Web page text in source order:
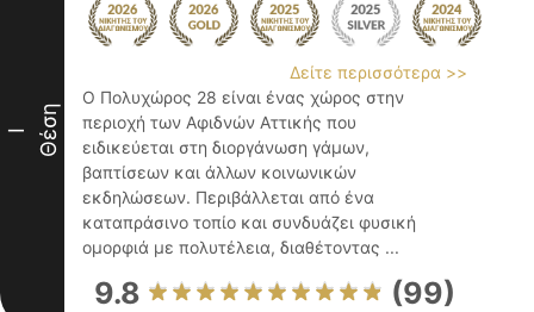
I Θέση
Δείτε περισσότερα >>
Ο Πολυχώρος 28 είναι ένας χώρος στην
περιοχή των Αφιδνών Αττικής που
ειδικεύεται στη διοργάνωση γάμων,
βαπτίσεων και άλλων κοινωνικών
εκδηλώσεων. Περιβάλλεται από ένα
καταπράσινο τοπίο και συνδυάζει φυσική
ομορφιά με πολυτέλεια, διαθέτοντας ...
9.8 (99)